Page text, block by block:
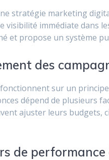
stratégie marketing
visibilité immédiate dans
et propose un système
des
fonctionnent sur un
dépend de plusieurs
ajuster leurs budgets,
de performance